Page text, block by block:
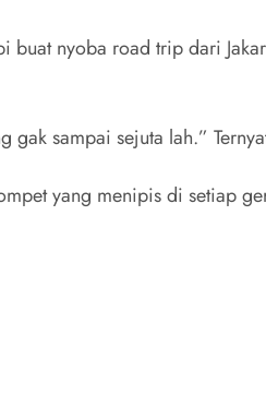
nyoba road trip dari
sampai sejuta lah.”
yang menipis di setiap